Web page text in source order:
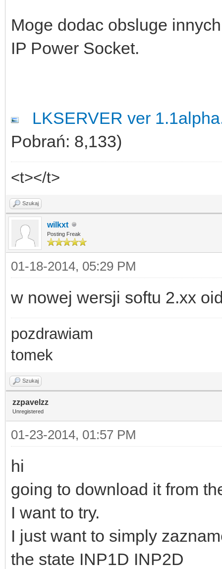
Moge dodac obsluge
IP Power Socket.
LKSERVER ver
Pobrań: 8,133)
<t></t>
Szukaj
wilkxt
Posting Freak
01-18-2014, 05:29 PM
w nowej wersji softu 2.xx
pozdrawiam
tomek
Szukaj
zzpavelzz
Unregistered
01-23-2014, 01:57 PM
hi
going to download it from
I want to try.
I just want to simply
the state INP1D INP2D